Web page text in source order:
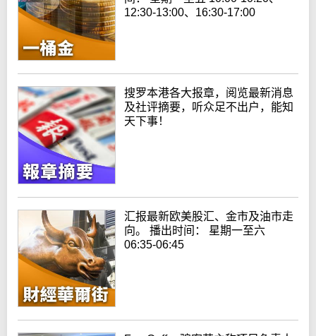
12:30-13:00、16:30-17:00
搜罗本港各大报章，阅览最新消息
及社评摘要，听众足不出户，能知
天下事！
汇报最新欧美股汇、金市及油市走
向。 播出时间： 星期一至六
06:35-06:45